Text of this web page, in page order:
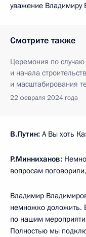
уважение Владимиру
Смотрите также
Церемония по
и начала
и масштабирования
22 февраля 2024 года
В.Путин: А Вы хоть
Р.Минниханов:
вопросам
Владимир
немножко доложить.
по нашим
Полностью мы